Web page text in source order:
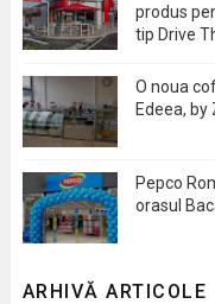
produs
tip Drive
O noua
Edeea, by
Pepco
orasul
ARHIVĂ ARTICOLE